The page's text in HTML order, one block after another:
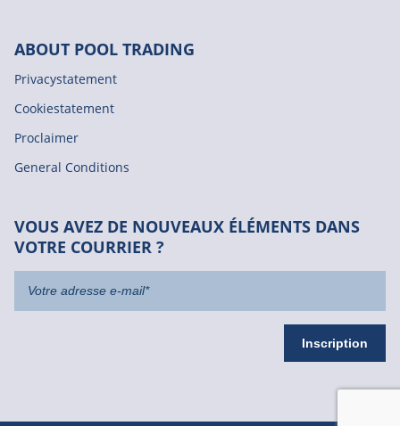
ABOUT POOL TRADING
Privacystatement
Cookiestatement
Proclaimer
General Conditions
VOUS AVEZ DE NOUVEAUX ÉLÉMENTS DANS
VOTRE COURRIER ?